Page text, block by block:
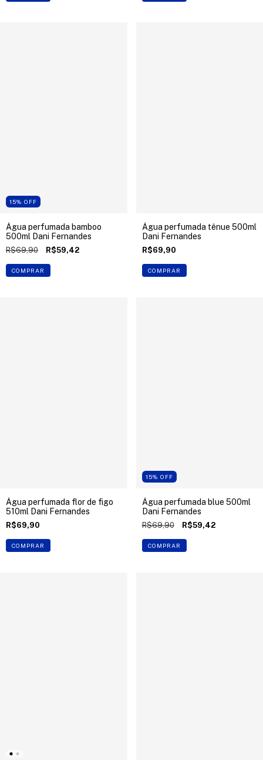
15% OFF
Água perfumada bamboo
500ml Dani Fernandes
R$69,90 R$59,42
COMPRAR
Água perfumada tênue 500ml
Dani Fernandes
R$69,90
COMPRAR
Água perfumada flor de figo
510ml Dani Fernandes
R$69,90
COMPRAR
15% OFF
Água perfumada blue 500ml
Dani Fernandes
R$69,90 R$59,42
COMPRAR